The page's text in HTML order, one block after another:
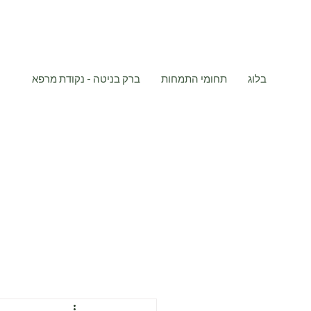
ברק בניטה - נקודת מרפא תחומי התמחות בלוג